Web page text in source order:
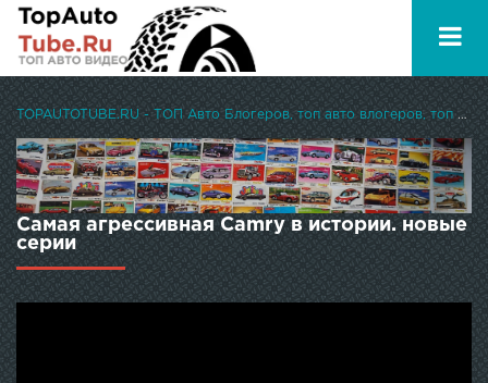
TOPAUTOTUBE.RU - ТОП Авто Блогеров, топ авто влогеров, топ авто ютуберов
Самая агрессивная Camry в истории. новые
серии